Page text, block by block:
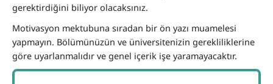
gerektirdiğini biliyor olacaksınız.
Motivasyon mektubuna sıradan bir ön yazı muamelesi
yapmayın. Bölümünüzün ve üniversitenizin gerekliliklerine
göre uyarlanmalıdır ve genel içerik işe yaramayacaktır.